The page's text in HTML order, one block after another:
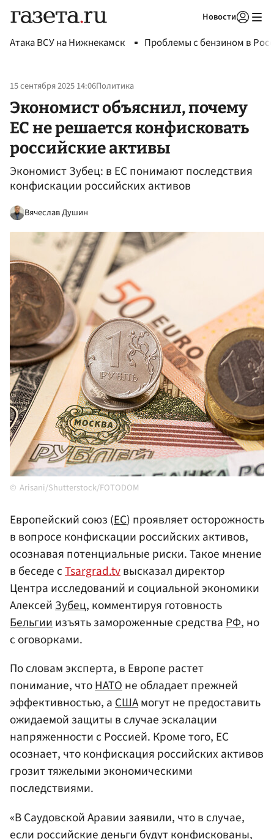
Новости
Атака ВСУ на Нижнекамск Проблемы с бензином в
15 сентября 2025 14:06Политика
Экономист объяснил, почему
ЕС не решается конфисковать
российские активы
Экономист Зубец: в ЕС понимают последствия
конфискации российских активов
Вячеслав Душин
Arisani/Shutterstock/FOTODOM
Европейский союз (ЕС) проявляет осторожность
в вопросе конфискации российских активов,
осознавая потенциальные риски. Такое мнение
в беседе сTsargrad.tvвысказал директор
Центра исследований и социальной экономики
АлексейЗубец, комментируя готовность
Бельгииизъять замороженные средстваРФ, но
с оговорками.
По словам эксперта, в Европе растет
понимание, чтоНАТОне обладает прежней
эффективностью, аСШАмогут не предоставить
ожидаемой защиты в случае эскалации
напряженности с Россией. Кроме того, ЕС
осознает, что конфискация российских активов
грозит тяжелыми экономическими
последствиями.
«В Саудовской Аравии заявили, что в случае,
если российские деньги будут конфискованы,